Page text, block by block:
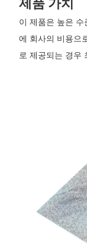
제품 가치
이 제품은 높은
에 회사의 비용으
로 제공되는 경우